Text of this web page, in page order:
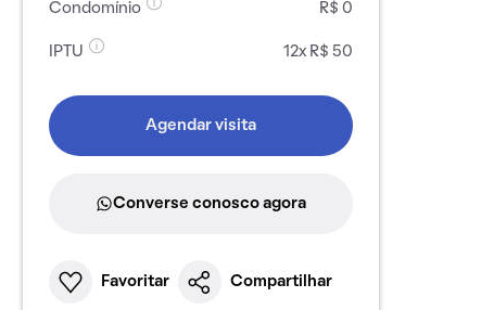
Condomínio R$ 0
IPTU 12x R$ 50
Agendar visita
Converse conosco agora
Favoritar Compartilhar